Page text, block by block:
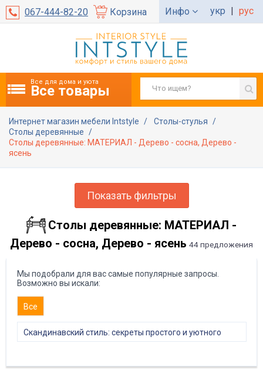
067-444-82-20 Корзина Инфо укр | рус
Все для дома и уюта
Все товары
Интернет магазин мебели Intstyle
Столы-стулья
Столы деревянные
Столы деревянные: МАТЕРИАЛ - Дерево - сосна, Дерево -
ясень
Показать фильтры
Столы деревянные: МАТЕРИАЛ -
Дерево - сосна, Дерево - ясень 44 предложения
Мы подобрали для вас самые популярные запросы.
Возможно вы искали:
Все
Скандинавский стиль: секреты простого и уютного